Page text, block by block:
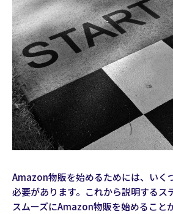
Amazon物販を始めるためには、いく
必要があります。これから説明するス
スムーズにAmazon物販を始めること